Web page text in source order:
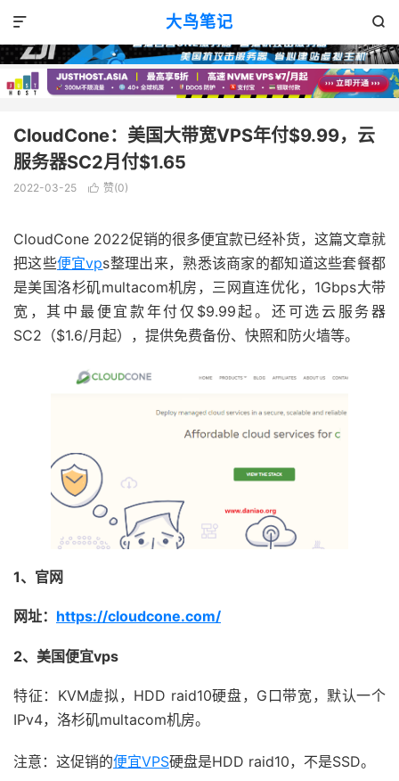
大鸟笔记 

VPS优惠
CloudCone：美国大带宽VPS年付$9.99，云
服务器SC2月付$1.65
2022-03-25  赞(0)
CloudCone 2022促销的很多便宜款已经补货，这篇文章就
把这些便宜vps整理出来，熟悉该商家的都知道这些套餐都
是美国洛杉矶multacom机房，三网直连优化，1Gbps大带
宽，其中最便宜款年付仅$9.99起。还可选云服务器
SC2（$1.6/月起），提供免费备份、快照和防火墙等。
1、官网
网址： https://cloudcone.com/
2、美国便宜vps
特征：KVM虚拟，HDD raid10硬盘，G口带宽，默认一个
IPv4，洛杉矶multacom机房。
注意：这促销的便宜VPS硬盘是HDD raid10，不是SSD。